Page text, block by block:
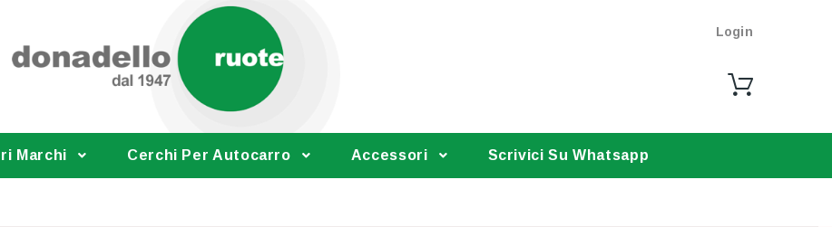
Login
Marchi Cerchi Per Autocarro Accessori Scrivici Su Whatsapp